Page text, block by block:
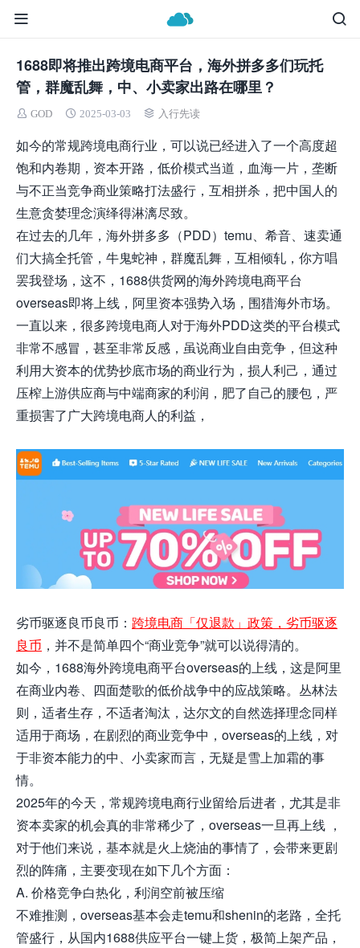
1688即将推出跨境电商平台，海外拼多多们玩托
管，群魔乱舞，中、小卖家出路在哪里？
GOD 2025-03-03 入行先读
如今的常规跨境电商行业，可以说已经进入了一个高度超
饱和内卷期，资本开路，低价模式当道，血海一片，垄断
与不正当竞争商业策略打法盛行，互相拼杀，把中国人的
生意贪婪理念演绎得淋漓尽致。
在过去的几年，海外拼多多（PDD）temu、希音、速卖通
们大搞全托管，牛鬼蛇神，群魔乱舞，互相倾轧，你方唱
罢我登场，这不，1688供货网的海外跨境电商平台
overseas即将上线，阿里资本强势入场，围猎海外市场。
一直以来，很多跨境电商人对于海外PDD这类的平台模式
非常不感冒，甚至非常反感，虽说商业自由竞争，但这种
利用大资本的优势抄底市场的商业行为，损人利己，通过
压榨上游供应商与中端商家的利润，肥了自己的腰包，严
重损害了广大跨境电商人的利益，
劣币驱逐良币良币： 跨境电商「仅退款」政策，劣币驱逐
良币 ，并不是简单四个“商业竞争”就可以说得清的。
如今，1688海外跨境电商平台overseas的上线，这是阿里
在商业内卷、四面楚歌的低价战争中的应战策略。丛林法
则，适者生存，不适者淘汰，达尔文的自然选择理念同样
适用于商场，在剧烈的商业竞争中，overseas的上线，对
于非资本能力的中、小卖家而言，无疑是雪上加霜的事
情。
2025年的今天，常规跨境电商行业留给后进者，尤其是非
资本卖家的机会真的非常稀少了，overseas一旦再上线 ，
对于他们来说，基本就是火上烧油的事情了，会带来更剧
烈的阵痛，主要变现在如下几个方面：
A. 价格竞争白热化，利润空前被压缩
不难推测，overseas基本会走temu和shenin的老路，全托
管盛行，从国内1688供应平台一键上货，极简上架产品，